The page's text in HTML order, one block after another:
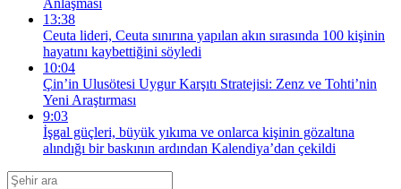
Anlaşması
13:38
Ceuta lideri, Ceuta sınırına yapılan akın sırasında 100 kişinin
hayatını kaybettiğini söyledi
10:04
Çin’in Ulusötesi Uygur Karşıtı Stratejisi: Zenz ve Tohti’nin
Yeni Araştırması
9:03
İşgal güçleri, büyük yıkıma ve onlarca kişinin gözaltına
alındığı bir baskının ardından Kalendiya’dan çekildi